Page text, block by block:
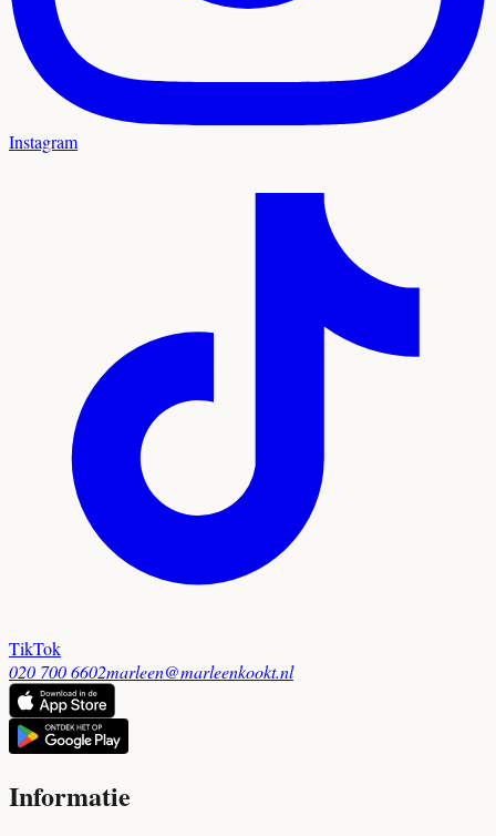
Instagram
TikTok
020 700 6602marleen@marleenkookt.nl
Informatie